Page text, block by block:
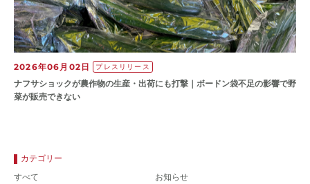
2026年06月02日 プレスリリース
ナフサショックが農作物の⽣産・出荷にも打撃｜ボードン袋不⾜の影響で野
菜が販売できない
カテゴリー
すべて
お知らせ